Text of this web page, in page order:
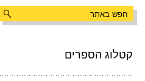
קטלוג הספרים